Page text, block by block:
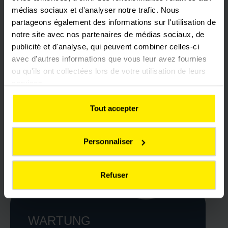
médias sociaux et d'analyser notre trafic. Nous
partageons également des informations sur l'utilisation de
notre site avec nos partenaires de médias sociaux, de
publicité et d'analyse, qui peuvent combiner celles-ci
avec d'autres informations que vous leur avez fournies
ou qu'ils ont collectées lors de votre utilisation de leurs
Tout accepter
Personnaliser
Refuser
WARTUNG
Wartungstätigkeiten für die U-Bahn in